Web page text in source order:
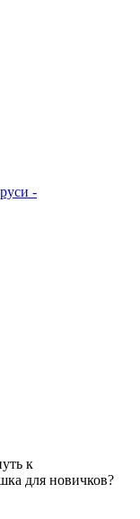
-
к
для новичков?